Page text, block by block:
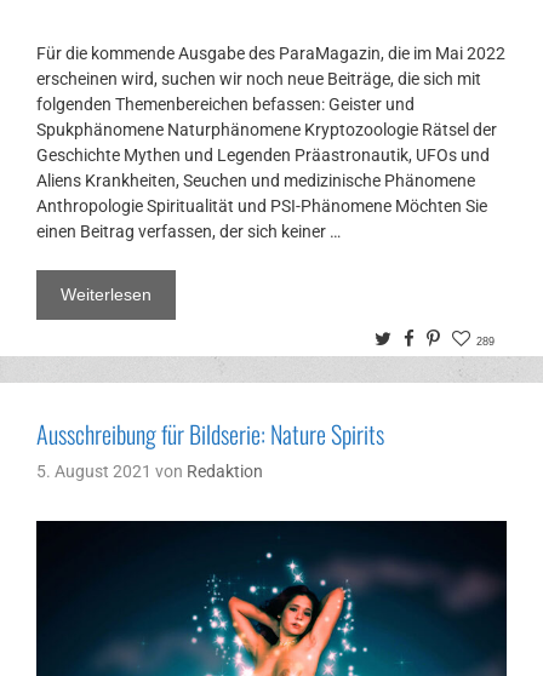
Für die kommende Ausgabe des ParaMagazin, die im Mai 2022
erscheinen wird, suchen wir noch neue Beiträge, die sich mit
folgenden Themenbereichen befassen: Geister und
Spukphänomene Naturphänomene Kryptozoologie Rätsel der
Geschichte Mythen und Legenden Präastronautik, UFOs und
Aliens Krankheiten, Seuchen und medizinische Phänomene
Anthropologie Spiritualität und PSI-Phänomene Möchten Sie
einen Beitrag verfassen, der sich keiner …
Weiterlesen
TwitterFacebook
Pinterest
289
Ausschreibung für Bildserie: Nature Spirits
5. August 2021 von Redaktion